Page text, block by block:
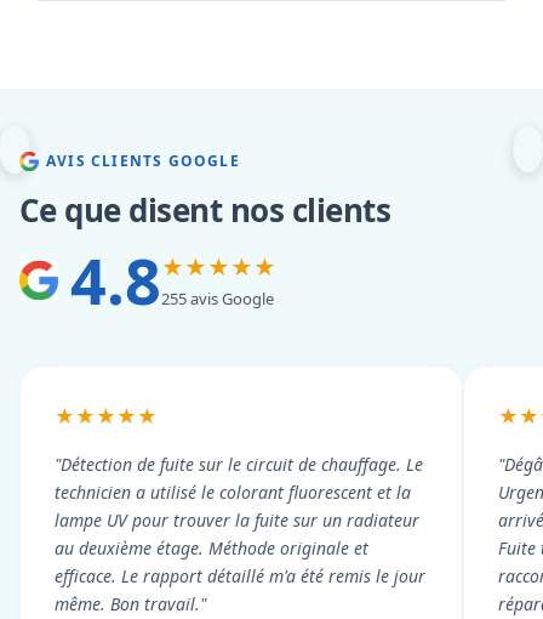
AVIS CLIENTS GOOGLE
Ce que disent nos clients
4.8★★★★★
255 avis Google
★★★★★
"Détection de fuite sur le circuit de chauffage. Le
technicien a utilisé le colorant fluorescent et la
lampe UV pour trouver la fuite sur un radiateur
au deuxième étage. Méthode originale et
efficace. Le rapport détaillé m'a été remis le jour
même. Bon travail."
Fuite